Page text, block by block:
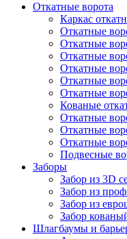
Откатные ворота
Каркас
Откатные
Откатные
Откатные
Откатные
Откатные
Откатные
Кованые
Откатные
Откатные
Откатные
Подвесные
Заборы
Забор из 3D
Забор из
Забор из
Забор
Шлагбаумы и